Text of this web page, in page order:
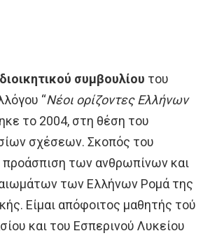
συμβουλίου του
“Νέοι ορίζοντες Ελλήνων
το 2004, στη θέση του
σχέσεων. Σκοπός του
προάσπιση των ανθρωπίνων και
των Ελλήνων Ρομά της
Είμαι απόφοιτος μαθητής τού
και του Εσπερινού Λυκείου